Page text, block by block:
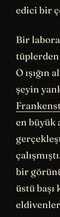
edici bir
Bir
tüplerden
O ışığın
şeyin
en büyük
bir
üstü